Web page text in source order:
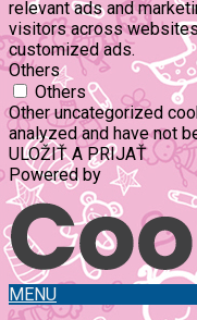
relevant ads and
visitors across
customized ads.
Others
Others
Other uncategorized
analyzed and have not
ULOŽIŤ A PRIJAŤ
Powered by
MENU